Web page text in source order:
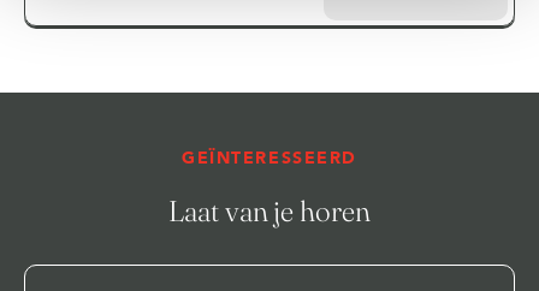
GEÏNTERESSEERD
Laat van je horen
Voornaam